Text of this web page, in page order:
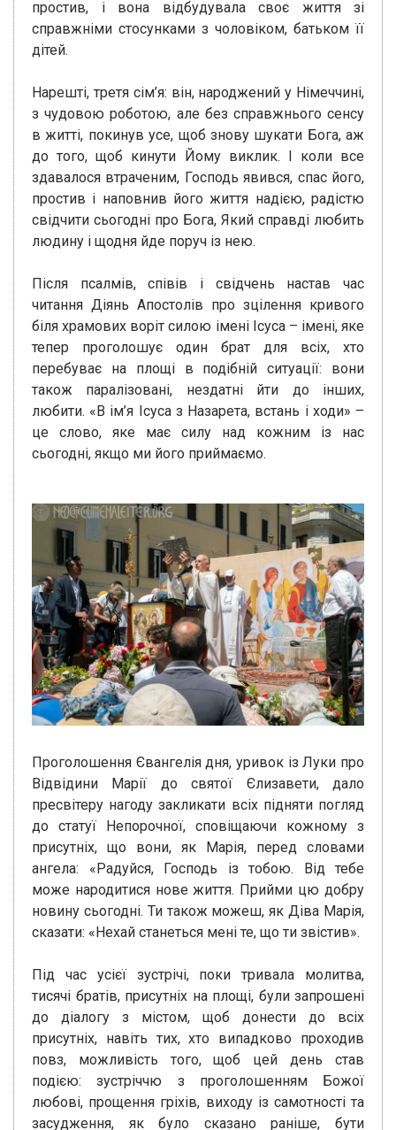
простив, і вона відбудувала своє життя зі
справжніми стосунками з чоловіком, батьком її
дітей.
Нарешті, третя сім’я: він, народжений у Німеччині,
з чудовою роботою, але без справжнього сенсу
в житті, покинув усе, щоб знову шукати Бога, аж
до того, щоб кинути Йому виклик. І коли все
здавалося втраченим, Господь явився, спас його,
простив і наповнив його життя надією, радістю
свідчити сьогодні про Бога, Який справді любить
людину і щодня йде поруч із нею.
Після псалмів, співів і свідчень настав час
читання Діянь Апостолів про зцілення кривого
біля храмових воріт силою імені Ісуса – імені, яке
тепер проголошує один брат для всіх, хто
перебуває на площі в подібній ситуації: вони
також паралізовані, нездатні йти до інших,
любити. «В ім’я Ісуса з Назарета, встань і ходи» –
це слово, яке має силу над кожним із нас
сьогодні, якщо ми його приймаємо.
Проголошення Євангелія дня, уривок із Луки про
Відвідини Марії до святої Єлизавети, дало
пресвітеру нагоду закликати всіх підняти погляд
до статуї Непорочної, сповіщаючи кожному з
присутніх, що вони, як Марія, перед словами
ангела: «Радуйся, Господь із тобою. Від тебе
може народитися нове життя. Прийми цю добру
новину сьогодні. Ти також можеш, як Діва Марія,
сказати: «Нехай станеться мені те, що ти звістив».
Під час усієї зустрічі, поки тривала молитва,
тисячі братів, присутніх на площі, були запрошені
до діалогу з містом, щоб донести до всіх
присутніх, навіть тих, хто випадково проходив
повз, можливість того, щоб цей день став
подією: зустріччю з проголошенням Божої
любові, прощення гріхів, виходу із самотності та
засудження, як було сказано раніше, бути